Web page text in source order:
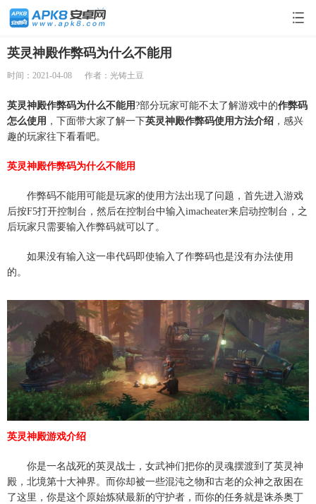
英灵神殿作弊码为什么不能用
时间：2021-04-08 作者：光铸土豆
英灵神殿作弊码为什么不能用?部分玩家可能不太了解游戏中的作弊码
怎么使用 ，下面带大家了解一下英灵神殿作弊码使用方法介绍 ，感兴
趣的玩家往下看看吧。
英灵神殿作弊码为什么不能用
作弊码不能用可能是玩家的使用方法出现了问题，首先进入游戏
后按F5打开控制台，然后在控制台中输入imacheater来启动控制台，之
后玩家只需要输入作弊码就可以了。
如果没有输入这一串代码即使输入了作弊码也是没有办法使用
的。
英灵神殿游戏介绍
你是一名战死的英灵战士，女武神们把你的灵魂摆渡到了英灵神
殿，北境第十大神界。而你却被一些混沌之物和古老的众神之敌困在
了这里，你是这个原始炼狱最新的守护者，而你的任务就是诛杀奥丁